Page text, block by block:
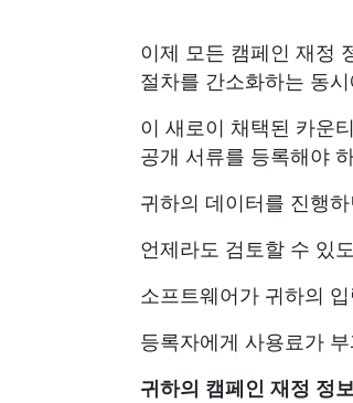
이제 모든 캠페인 재정
절차를 간소화하는 동
이 새로이 채택된 카운
공개 서류를 등록해야
귀하의 데이터를 진행
언제라도 검토할 수 있
소프트웨어가 귀하의
등록자에게 사용료가
귀하의 캠페인 재정 정